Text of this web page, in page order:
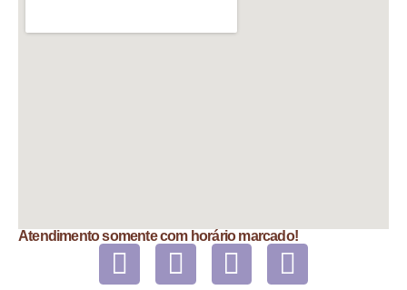
Atendimento somente com horário marcado!